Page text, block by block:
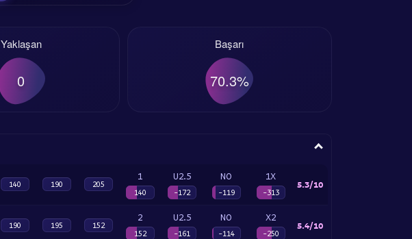
Yaklaşan
0
Başarı
70.3%
140 190 205
1
140
U2.5
-172
NO
-119
1X
-313
5.3/10
190 195 152
2
152
U2.5
-161
NO
-114
X2
-250
5.4/10